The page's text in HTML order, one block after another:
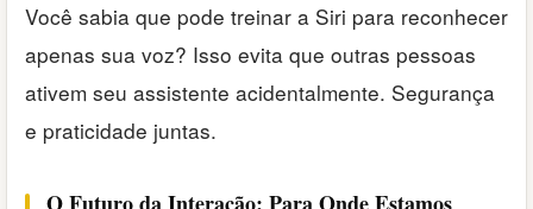
Você sabia que pode treinar a Siri para reconhecer
apenas sua voz? Isso evita que outras pessoas
ativem seu assistente acidentalmente. Segurança
e praticidade juntas.